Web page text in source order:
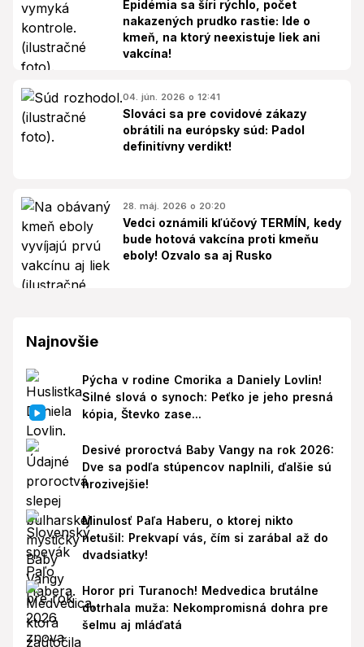
Epidémia sa šíri rýchlo, počet
nakazených prudko rastie: Ide o
kmeň, na ktorý neexistuje liek ani
vakcína!
04. jún. 2026 o 12:41
Slováci sa pre covidové zákazy
obrátili na európsky súd: Padol
definitívny verdikt!
28. máj. 2026 o 20:20
Vedci oznámili kľúčový TERMÍN, kedy
bude hotová vakcína proti kmeňu
eboly! Ozvalo sa aj Rusko
Najnovšie
Pýcha v rodine Cmorika a Daniely Lovlin!
Silné slová o synoch: Peťko je jeho presná
kópia, Števko zase...
Desivé proroctvá Baby Vangy na rok 2026:
Dve sa podľa stúpencov naplnili, ďalšie sú
hrozivejšie!
Minulosť Paľa Haberu, o ktorej nikto
netušil: Prekvapí vás, čím si zarábal až do
dvadsiatky!
Horor pri Turanoch! Medvedica brutálne
dotrhala muža: Nekompromisná dohra pre
šelmu aj mláďatá